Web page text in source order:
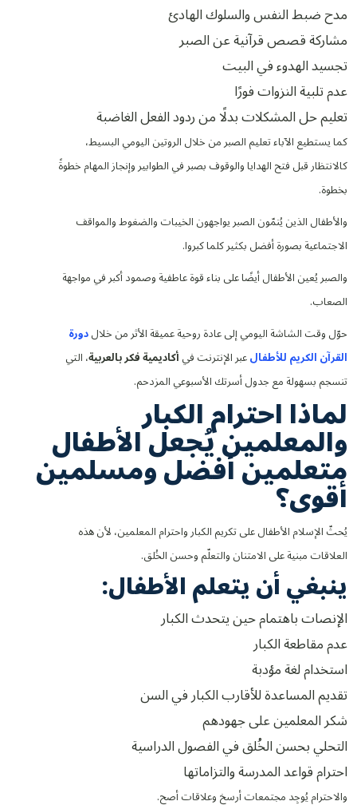
مدح ضبط النفس والسلوك الهادئ
مشاركة قصص قرآنية عن الصبر
تجسيد الهدوء في البيت
عدم تلبية النزوات فورًا
تعليم حل المشكلات بدلًا من ردود الفعل الغاضبة
كما يستطيع الآباء تعليم الصبر من خلال الروتين اليومي البسيط،
كالانتظار قبل فتح الهدايا والوقوف بصبر في الطوابير وإنجاز المهام خطوةً
بخطوة.
والأطفال الذين يُنمّون الصبر يواجهون الخيبات والضغوط والمواقف
الاجتماعية بصورة أفضل بكثير كلما كبروا.
والصبر يُعين الأطفال أيضًا على بناء قوة عاطفية وصمود أكبر في مواجهة
الصعاب.
حوّل وقت الشاشة اليومي إلى عادة روحية عميقة الأثر من خلالدورة
القرآن الكريم للأطفالعبر الإنترنت فيأكاديمية فكر بالعربية، التي
تنسجم بسهولة مع جدول أسرتك الأسبوعي المزدحم.
لماذا احترام الكبار
والمعلمين يُجعل الأطفال
متعلمين أفضل ومسلمين
أقوى؟
يُحثّ الإسلام الأطفال على تكريم الكبار واحترام المعلمين، لأن هذه
العلاقات مبنية على الامتنان والتعلّم وحسن الخُلق.
ينبغي أن يتعلم الأطفال:
الإنصات باهتمام حين يتحدث الكبار
عدم مقاطعة الكبار
استخدام لغة مؤدبة
تقديم المساعدة للأقارب الكبار في السن
شكر المعلمين على جهودهم
التحلي بحسن الخُلق في الفصول الدراسية
احترام قواعد المدرسة والتزاماتها
والاحترام يُوجِد مجتمعات أرسخ وعلاقات أصح.